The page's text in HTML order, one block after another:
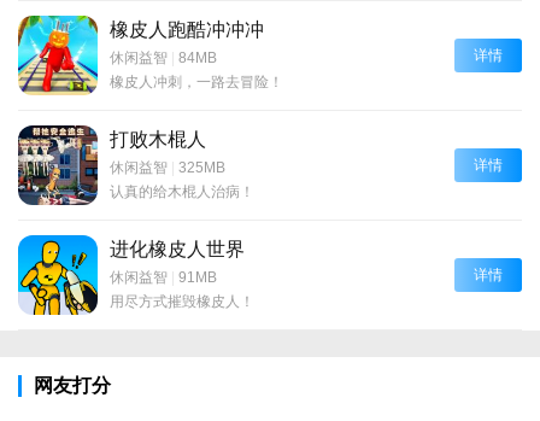
橡皮人跑酷冲冲冲
休闲益智 | 84MB
橡皮人冲刺，一路去冒险！
详情
打败木棍人
休闲益智 | 325MB
认真的给木棍人治病！
详情
进化橡皮人世界
休闲益智 | 91MB
用尽方式摧毁橡皮人！
详情
网友打分